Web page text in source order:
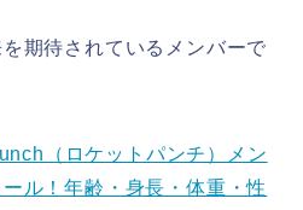
期待されているメンバーで
（ロケットパンチ）メン
ル！年齢・身長・体重・性